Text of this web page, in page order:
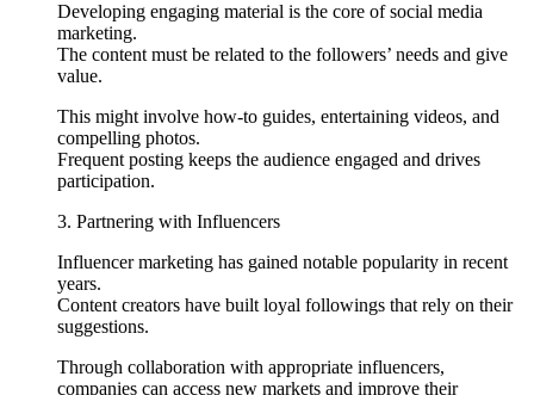
Developing engaging material is the core of social media
marketing.
The content must be related to the followers’ needs and give
value.
This might involve how-to guides, entertaining videos, and
compelling photos.
Frequent posting keeps the audience engaged and drives
participation.
3. Partnering with Influencers
Influencer marketing has gained notable popularity in recent
years.
Content creators have built loyal followings that rely on their
suggestions.
Through collaboration with appropriate influencers,
companies can access new markets and improve their